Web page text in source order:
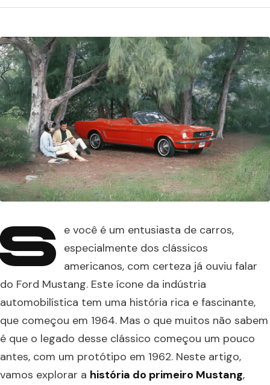
e você é um entusiasta de carros,
especialmente dos clássicos
americanos, com certeza já ouviu falar
do Ford Mustang. Este ícone da indústria
automobilística tem uma história rica e fascinante,
que começou em 1964. Mas o que muitos não sabem
é que o legado desse clássico começou um pouco
antes, com um protótipo em 1962. Neste artigo,
vamos explorar a história do primeiro Mustang,